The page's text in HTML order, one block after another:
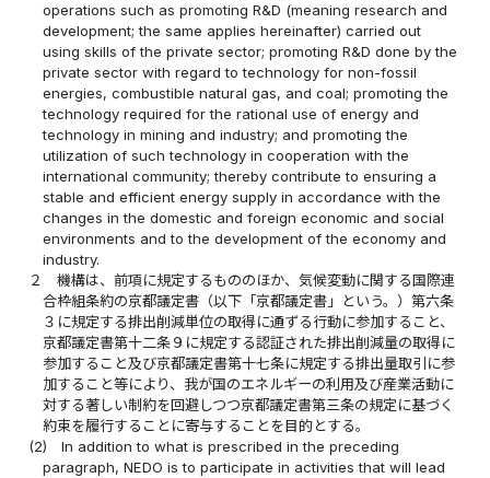
operations such as promoting R&D (meaning research and
development; the same applies hereinafter) carried out
using skills of the private sector; promoting R&D done by the
private sector with regard to technology for non-fossil
energies, combustible natural gas, and coal; promoting the
technology required for the rational use of energy and
technology in mining and industry; and promoting the
utilization of such technology in cooperation with the
international community; thereby contribute to ensuring a
stable and efficient energy supply in accordance with the
changes in the domestic and foreign economic and social
environments and to the development of the economy and
industry.
２
機構は、前項に規定するもののほか、気候変動に関する国際連
合枠組条約の京都議定書（以下「京都議定書」という。）第六条
３に規定する排出削減単位の取得に通ずる行動に参加すること、
京都議定書第十二条９に規定する認証された排出削減量の取得に
参加すること及び京都議定書第十七条に規定する排出量取引に参
加すること等により、我が国のエネルギーの利用及び産業活動に
対する著しい制約を回避しつつ京都議定書第三条の規定に基づく
約束を履行することに寄与することを目的とする。
(2)
In addition to what is prescribed in the preceding
paragraph, NEDO is to participate in activities that will lead